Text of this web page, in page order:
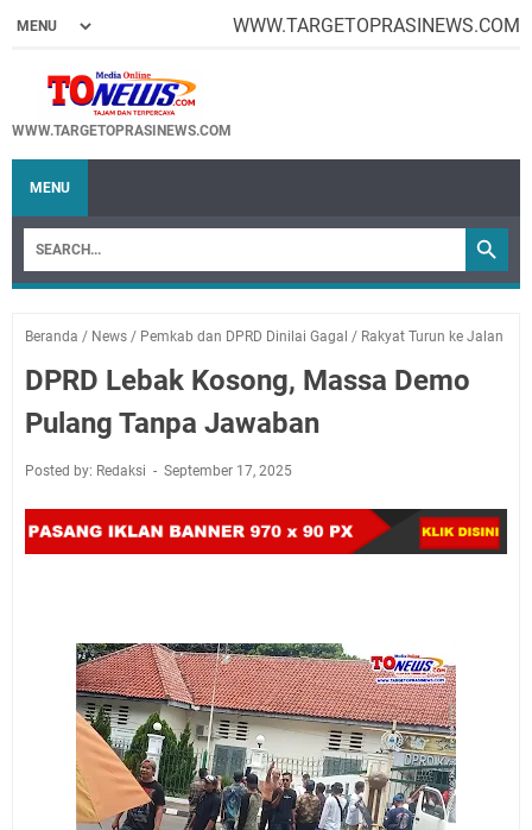
WWW.TARGETOPRASINEWS.COM
WWW.TARGETOPRASINEWS.COM
MENU
Beranda / News / Pemkab dan DPRD Dinilai Gagal / Rakyat Turun ke Jalan
DPRD Lebak Kosong, Massa Demo
Pulang Tanpa Jawaban
Posted by: Redaksi September 17, 2025